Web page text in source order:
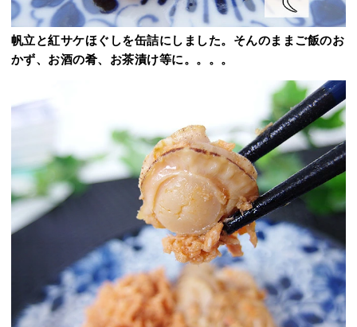
帆立と紅サケほぐしを缶詰にしました。そんのままご飯のお
かず、お酒の肴、お茶漬け等に。。。。